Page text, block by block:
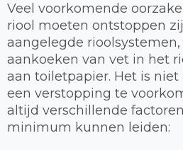
Veel voorkomende
riool moeten ontstoppen
aangelegde
aankoeken van vet in het
aan toiletpapier. Het is
een verstopping te
altijd verschillende
minimum kunnen leiden: